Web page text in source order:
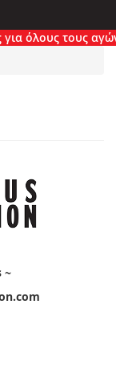
όλους τους
~